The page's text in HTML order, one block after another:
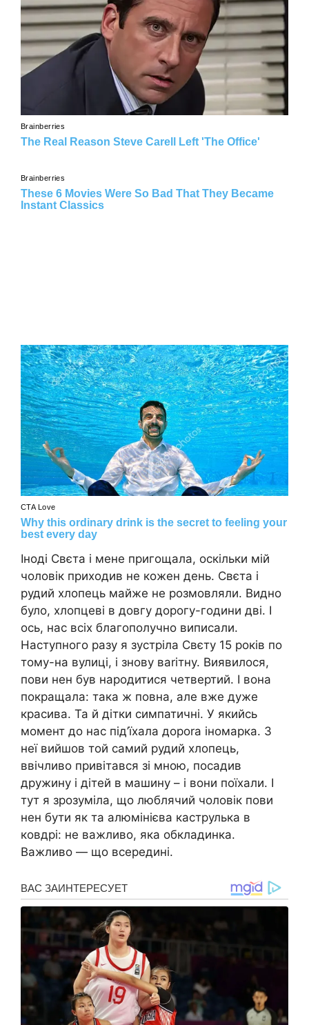
Іноді Свєта і мене пригощала, оскільки мій
чоловік приходив не кожен день. Свєта і
рудий хлопець майже не розмовляли. Видно
було, хлопцеві в довгу дорогу-години дві. І
ось, нас всіх благополучно виписали.
Наступного разу я зустріла Свєту 15 років по
тому-на вулиці, і знову ваrітну. Виявилося,
пови нен був народитися четвертий. І вона
покращала: така ж повна, але вже дуже
красива. Та й дітки симпатичні. У якийсь
момент до нас під’їхала дороrа іномарка. З
неї вийшов той самий рудий хлопець,
ввічливо привітався зі мною, посадив
дружину і дітей в машину – і вони поїхали. І
тут я зрозуміла, що люблячий чоловік пови
нен бути як та алюмінієва каструлька в
ковдрі: не важливо, яка обкладинка.
Важливо — що всередині.